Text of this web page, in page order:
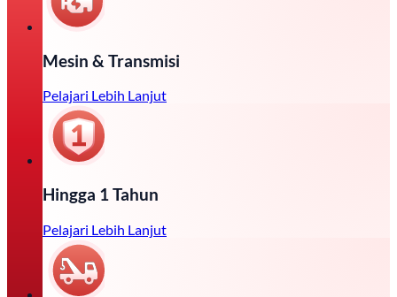
Mesin & Transmisi
Pelajari Lebih Lanjut
Hingga 1 Tahun
Pelajari Lebih Lanjut